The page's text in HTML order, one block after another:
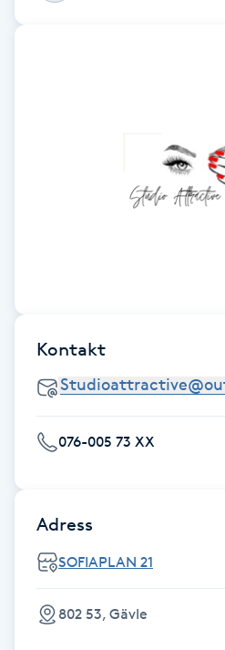
Frisör
Färgning
Kontakt
076-005 73 XX
Adress
SOFIAPLAN 21
802 53, Gävle